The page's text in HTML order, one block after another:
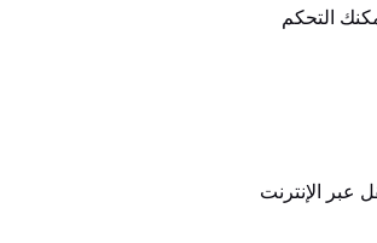
التحكم
عبر الإنترنت